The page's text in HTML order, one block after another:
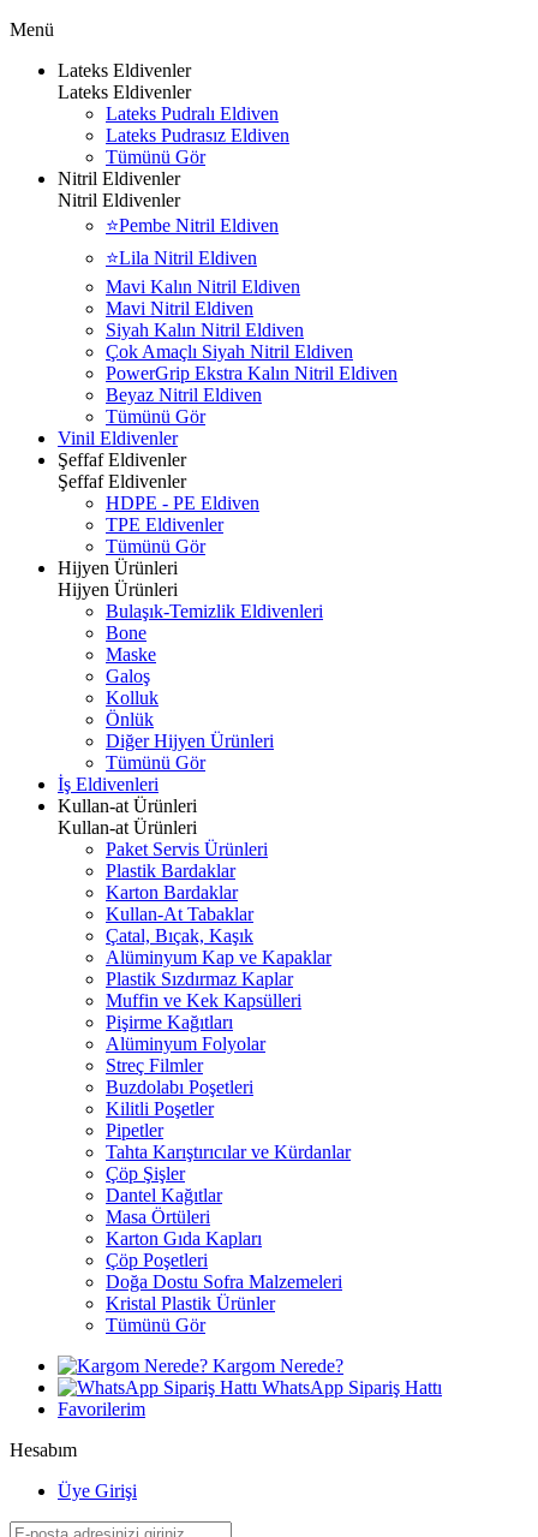
Menü
Lateks Eldivenler
Lateks Eldivenler
Lateks Pudralı Eldiven
Lateks Pudrasız Eldiven
Tümünü Gör
Nitril Eldivenler
Nitril Eldivenler
⭐Pembe Nitril Eldiven
⭐Lila Nitril Eldiven
Mavi Kalın Nitril Eldiven
Mavi Nitril Eldiven
Siyah Kalın Nitril Eldiven
Çok Amaçlı Siyah Nitril Eldiven
PowerGrip Ekstra Kalın Nitril Eldiven
Beyaz Nitril Eldiven
Tümünü Gör
Vinil Eldivenler
Şeffaf Eldivenler
Şeffaf Eldivenler
HDPE - PE Eldiven
TPE Eldivenler
Tümünü Gör
Hijyen Ürünleri
Hijyen Ürünleri
Bulaşık-Temizlik Eldivenleri
Bone
Maske
Galoş
Kolluk
Önlük
Diğer Hijyen Ürünleri
Tümünü Gör
İş Eldivenleri
Kullan-at Ürünleri
Kullan-at Ürünleri
Paket Servis Ürünleri
Plastik Bardaklar
Karton Bardaklar
Kullan-At Tabaklar
Çatal, Bıçak, Kaşık
Alüminyum Kap ve Kapaklar
Plastik Sızdırmaz Kaplar
Muffin ve Kek Kapsülleri
Pişirme Kağıtları
Alüminyum Folyolar
Streç Filmler
Buzdolabı Poşetleri
Kilitli Poşetler
Pipetler
Tahta Karıştırıcılar ve Kürdanlar
Çöp Şişler
Dantel Kağıtlar
Masa Örtüleri
Karton Gıda Kapları
Çöp Poşetleri
Doğa Dostu Sofra Malzemeleri
Kristal Plastik Ürünler
Tümünü Gör
Kargom Nerede?
WhatsApp Sipariş Hattı
Favorilerim
Hesabım
Üye Girişi